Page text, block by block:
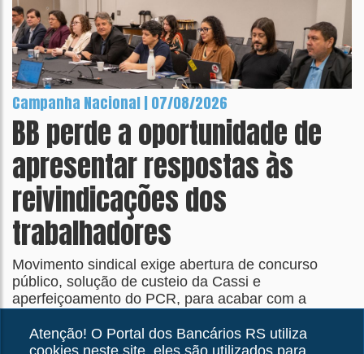
Atenção! O Portal dos Bancários RS utiliza
cookies neste site, eles são utilizados para
Campanha Nacional | 07/08/2026
BB perde a oportunidade de
apresentar respostas às
reivindicações dos
trabalhadores
Movimento sindical exige abertura de concurso
público, solução de custeio da Cassi e
aperfeiçoamento do PCR, para acabar com a
piso salarial